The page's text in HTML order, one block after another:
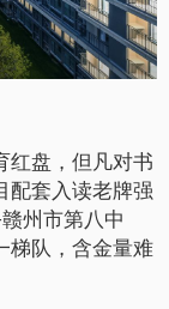
盘，但凡对书
配套入读老牌强
州市第八中
梯队，含金量难